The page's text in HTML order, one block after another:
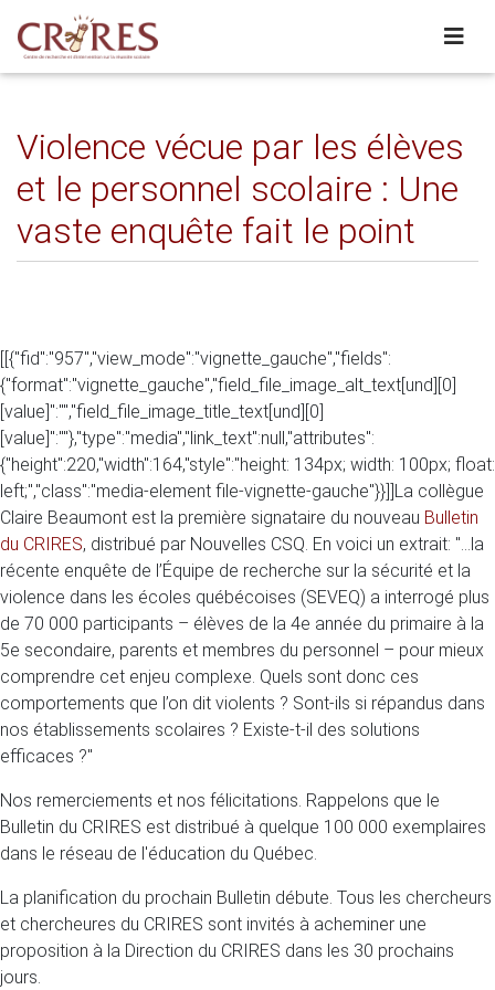
Violence vécue par les élèves
et le personnel scolaire : Une
vaste enquête fait le point
[[{"fid":"957","view_mode":"vignette_gauche","fields":
{"format":"vignette_gauche","field_file_image_alt_text[und][0]
[value]":"","field_file_image_title_text[und][0]
[value]":""},"type":"media","link_text":null,"attributes":
{"height":220,"width":164,"style":"height: 134px; width: 100px; float:
left;","class":"media-element file-vignette-gauche"}}]]La collègue
Claire Beaumont est la première signataire du nouveau Bulletin
du CRIRES, distribué par Nouvelles CSQ. En voici un extrait: "...la
récente enquête de l’Équipe de recherche sur la sécurité et la
violence dans les écoles québécoises (SEVEQ) a interrogé plus
de 70 000 participants – élèves de la 4e année du primaire à la
5e secondaire, parents et membres du personnel – pour mieux
comprendre cet enjeu complexe. Quels sont donc ces
comportements que l’on dit violents ? Sont-ils si répandus dans
nos établissements scolaires ? Existe-t-il des solutions
efficaces ?"
Nos remerciements et nos félicitations. Rappelons que le
Bulletin du CRIRES est distribué à quelque 100 000 exemplaires
dans le réseau de l'éducation du Québec.
La planification du prochain Bulletin débute. Tous les chercheurs
et chercheures du CRIRES sont invités à acheminer une
proposition à la Direction du CRIRES dans les 30 prochains
jours.